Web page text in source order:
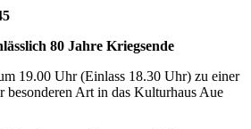
80 Jahre Kriegsende
19.00 Uhr (Einlass 18.30 Uhr) zu einer
besonderen Art in das Kulturhaus Aue